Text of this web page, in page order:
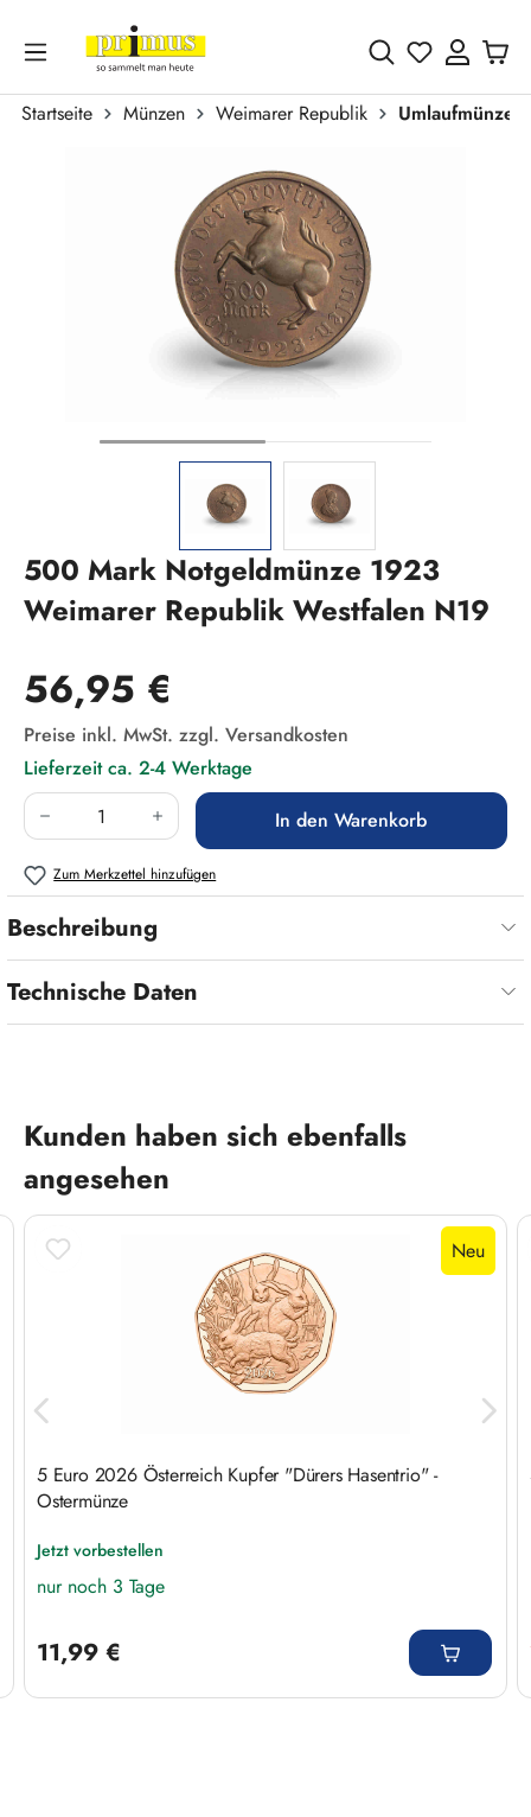
Zum Hauptinhalt springen
Du hast 0
Startseite Münzen Weimarer Republik
Umlaufmünzen
500 Mark Notgeldmünze 1923
Weimarer Republik Westfalen N19
Regulärer Preis:
56,95 €
Preise inkl. MwSt. zzgl. Versandkosten
Lieferzeit ca. 2-4 Werktage
Produkt Anzahl: Gib den gewünschten Wert
In den Warenkorb
Zum Merkzettel hinzufügen
Beschreibung
Technische Daten
Produktgalerie überspringen
Kunden haben sich ebenfalls
angesehen
Neu
5 Euro 2026 Österreich Kupfer "Dürers Hasentrio" -
Ostermünze
Jetzt vorbestellen
nur noch 3 Tage
11,99 €